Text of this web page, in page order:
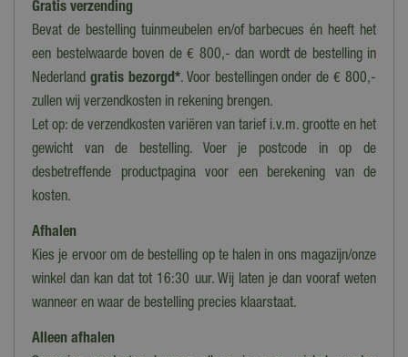
Breedte
30,5 cm
Hoogte
26 cm
Collectie
Lemax 2024
2024
Gratis verzending
Bevat de bestelling tuinmeubelen en/of barbecues én heeft het
een bestelwaarde boven de € 800,- dan wordt de bestelling in
Nederland gratis bezorgd*. Voor bestellingen onder de € 800,-
zullen wij verzendkosten in rekening brengen.
Let op: de verzendkosten variëren van tarief i.v.m. grootte en het
gewicht van de bestelling. Voer je postcode in op de
desbetreffende productpagina voor een berekening van de
kosten.
Afhalen
Kies je ervoor om de bestelling op te halen in ons magazijn/onze
winkel dan kan dat tot 16:30 uur. Wij laten je dan vooraf weten
wanneer en waar de bestelling precies klaarstaat.
Alleen afhalen